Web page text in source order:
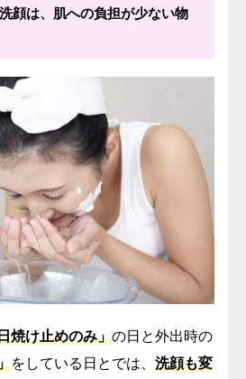
顔は、肌への負担が少ない物
焼け止めのみ」の日と外出時の
をしている日とでは、 洗顔も変